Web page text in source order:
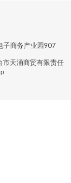
子商务产业园907
市天涌商贸有限责任